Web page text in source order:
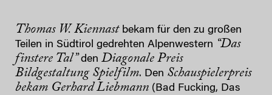
Thomas W. Kiennast bekam für den zu großen
Teilen in Südtirol gedrehten Alpenwestern “Das
finstere Tal”den Diagonale Preis
Bildgestaltung Spielfilm. Den Schauspielerpreis
bekam Gerhard Liebmann (Bad Fucking, Das